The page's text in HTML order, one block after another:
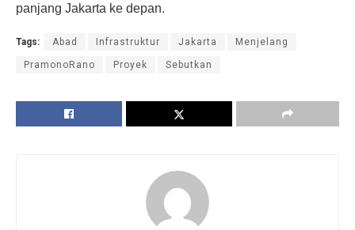
panjang Jakarta ke depan.
Tags: Abad Infrastruktur Jakarta Menjelang
PramonoRano Proyek Sebutkan